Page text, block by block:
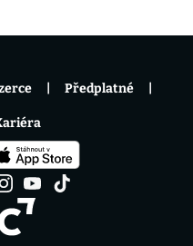
Předplatné